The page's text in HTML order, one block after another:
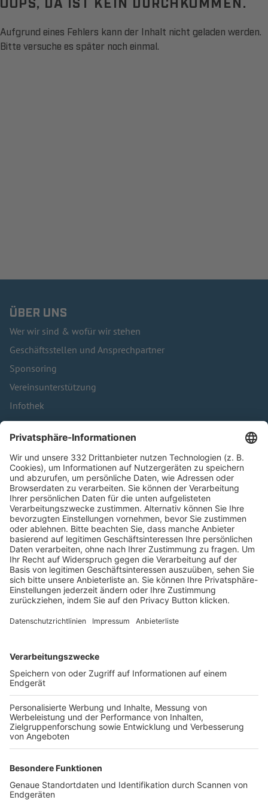
Aufgrund eines Fehlers kann der Inhalt nicht geladen werden.
Bitte versuche es später noch einmal.
ÜBER UNS
Wer wir sind & wofür wir stehen
Geschäftsstellen und Ansprechpartner
Sponsoring
Vereinsunterstützung
Infothek
Kontakt
HÄUFIG BESUCHTE SEITEN
Pässe und Vereinswechsel
Trainerausbildung
Schulungsangebot Vereinsmitarbeiter
BFV-Geschäftsstellen
Trainerbörse
Login SpielPlus
FOLGE DEM BFV
TOP-VEREINE
TOP-PARTNER